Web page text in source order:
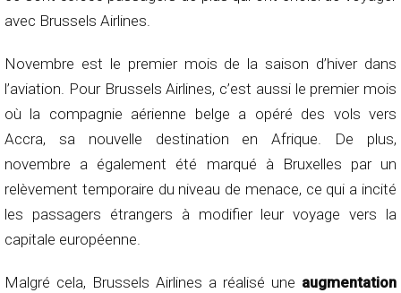
avec Brussels Airlines.
Novembre est le premier mois de la saison d’hiver dans
l’aviation. Pour Brussels Airlines, c’est aussi le premier mois
où la compagnie aérienne belge a opéré des vols vers
Accra, sa nouvelle destination en Afrique. De plus,
novembre a également été marqué à Bruxelles par un
relèvement temporaire du niveau de menace, ce qui a incité
les passagers étrangers à modifier leur voyage vers la
capitale européenne.
Malgré cela, Brussels Airlines a réalisé une augmentation